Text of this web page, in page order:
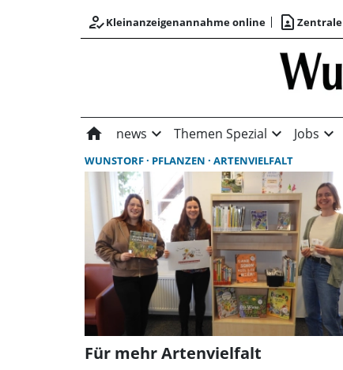
how_to_regKleinanzeigenannahme online contact_page Zentrale
home news expand_more Themen Spezial expand_more Jobs expand_more
WUNSTORF PFLANZEN ARTENVIELFALT
Für mehr Artenvielfalt